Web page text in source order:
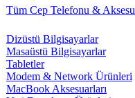
Tüm Cep Telefonu &
Dizüstü Bilgisayarlar
Masaüstü Bilgisayarlar
Tabletler
Modem & Network Ürünleri
MacBook Aksesuarları